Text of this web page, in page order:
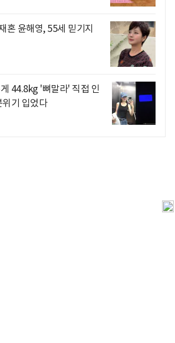
혼 윤해영, 55세 믿기지
44.8kg '뼈말라' 직접 인
위기 입었다